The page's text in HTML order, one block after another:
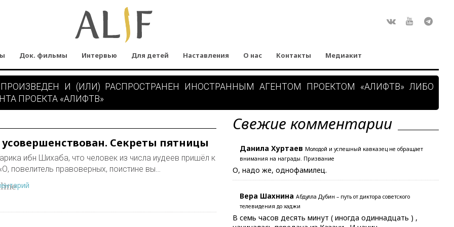
Док. фильмы Интервью Для детей Наставления О нас Контакты Медиакит
И (ИЛИ) РАСПРОСТРАНЕН ИНОСТРАННЫМ АГЕНТОМ ПРОЕКТОМ «АЛИФТВ» ЛИБО
ПРОЕКТА «АЛИФТВ»
Секреты пятницы
ибн Шихаба, что человек из числа иудеев пришёл к
повелитель правоверных, поистине вы…
Свежие комментарии
Данила Хуртаев Молодой и успешный кавказец не обращает
внимания на награды. Призвание
О, надо же, однофамилец.
Вера Шахнина Абдулла Дубин – путь от диктора советского
телевидения до хаджи
В семь часов десять минут ( иногда одиннадцать ) ,